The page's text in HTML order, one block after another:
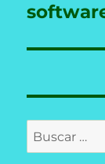
Buscar
por: